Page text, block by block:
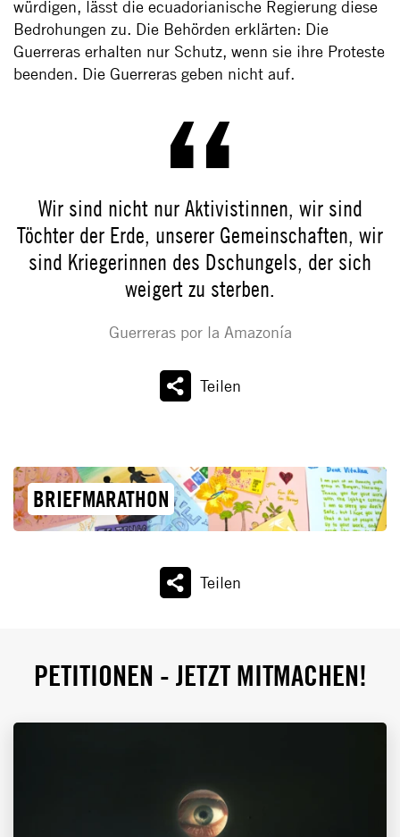
würdigen, lässt die ecuadorianische Regierung diese
Bedrohungen zu. Die Behörden erklärten: Die
Guerreras erhalten nur Schutz, wenn sie ihre Proteste
beenden. Die Guerreras geben nicht auf.
Wir sind nicht nur Aktivistinnen, wir sind
Töchter der Erde, unserer Gemeinschaften, wir
sind Kriegerinnen des Dschungels, der sich
weigert zu sterben.
Guerreras por la Amazonía
Teilen
BRIEFMARATHON
Teilen
PETITIONEN - JETZT MITMACHEN!